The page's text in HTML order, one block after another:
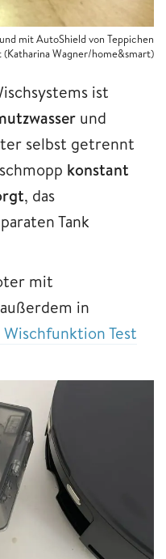
mit AutoShield von Teppichen
(Katharina Wagner/home&smart)
ist
und
selbst getrennt
konstant
, das
Tank
mit
in
Test